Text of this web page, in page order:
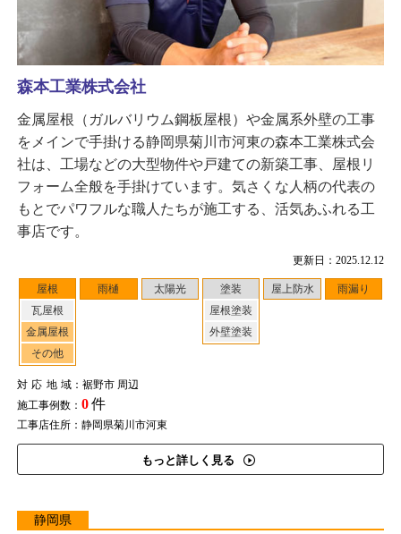
更新日：2025.12.12
屋根
瓦屋根
金属屋根
その他
雨樋 太陽光
塗装
屋根塗装
外壁塗装
屋上防水 雨漏り
対応地域：裾野市 周辺
施工事例数： 0件
工事店住所：静岡県菊川市河東
もっと詳しく見る
森本工業株式会社
金属屋根（ガルバリウム鋼板屋根）や金属系外壁の工事
をメインで手掛ける静岡県菊川市河東の森本工業株式会
社は、工場などの大型物件や戸建ての新築工事、屋根リ
フォーム全般を手掛けています。気さくな人柄の代表の
もとでパワフルな職人たちが施工する、活気あふれる工
事店です。
静岡県